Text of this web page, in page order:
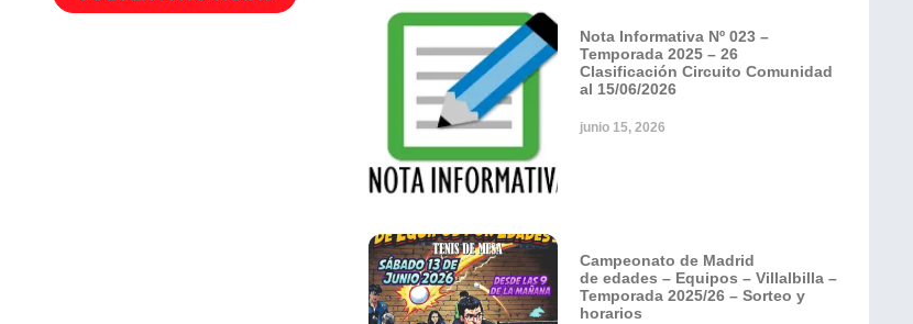
Nota Informativa Nº 023 –
Temporada 2025 – 26
Clasificación Circuito Comunidad
al 15/06/2026
junio 15, 2026
Campeonato de Madrid
de edades – Equipos – Villalbilla –
Temporada 2025/26 – Sorteo y
horarios